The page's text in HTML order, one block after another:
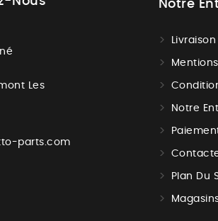
Les
parts.com
Notre
Livraison
Notre
Plan Du